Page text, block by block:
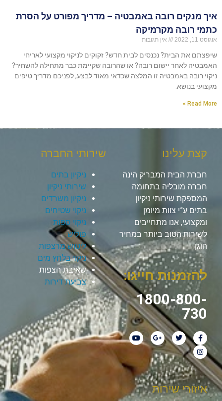
איך מנקים רובה באמבטיה – מדריך מפורט על הסרת
כתמי רובה מקרמיקה
אוגוסט 11, 2022 אין תגובות
שיפצתם את הבית? נכנסים לבית חדש? זקוקים לניקוי מקצועי לאריחי
האמבטיה לאחר יישום רובה? או שהרובה שקיימת כבר מתחילה להשחיר?
ניקוי רובה באמבטיה זו המלצה שכדאי מאוד לבצע, לפניכם מדריך טיפים
מקצועי בנושא.
Read More »
קצת עלינו
חברת הבית המבריק הינה
חברה מובליה בתחומה
המספקת שירותי ניקיון
בתים ע”י צוות מיומן
ומקצועי, אנו מתחייבים
לשירות הטוב ביותר במחיר
הוגן.
להזמנות חייגו:
1800-800-
730
שירותי החברה
ניקיון בתים
שירותי ניקיון
ניקיון משרדים
ניקוי שטיחים
ניקוי ספות
פוליש
ליטוש מרצפות
ניקוי בלחץ מים
שאיבת הצפות
צביעת דירות
איזורי שירות